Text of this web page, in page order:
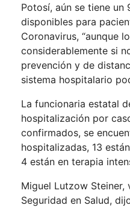
Potosí, aún se tiene
disponibles para
Coronavirus, “aunque
considerablemente si
prevención y de
sistema hospitalario
La funcionaria estatal
hospitalización por
confirmados, se
hospitalizadas, 13
4 están en terapia
Miguel Lutzow
Seguridad en Salud,